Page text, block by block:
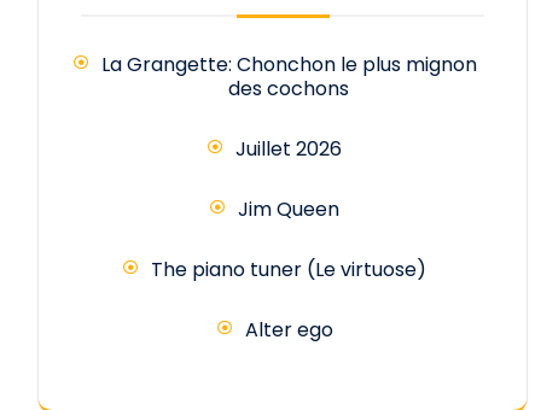
La Grangette: Chonchon le plus mignon
des cochons
Juillet 2026
Jim Queen
The piano tuner (Le virtuose)
Alter ego